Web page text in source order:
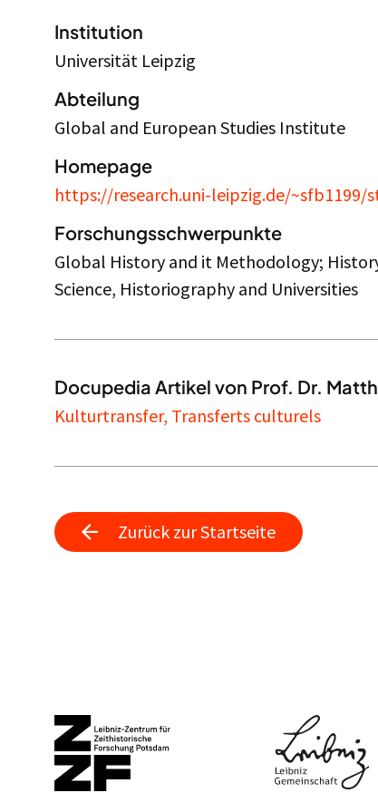
Institution
Universität Leipzig
Abteilung
Global and European Studies Institute
Homepage
https://research.uni-leipzig.de/
Forschungsschwerpunkte
Global History and it Methodology;
Science, Historiography and Universities
Docupedia Artikel von Prof. Dr.
Kulturtransfer, Transferts culturels
Zurück zur Startseite